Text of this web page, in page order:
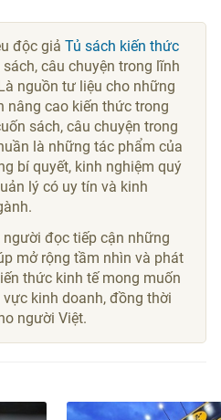
độc giảTủ sách kiến thức
câu chuyện trong lĩnh
nguồn tư liệu cho những
nâng cao kiến thức trong
sách, câu chuyện trong
là những tác phẩm của
bí quyết, kinh nghiệm quý
lý có uy tín và kinh
đọc tiếp cận những
mở rộng tầm nhìn và phát
thức kinh tế mong muốn
kinh doanh, đồng thời
người Việt.